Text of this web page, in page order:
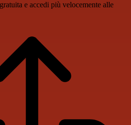
e accedi più velocemente alle